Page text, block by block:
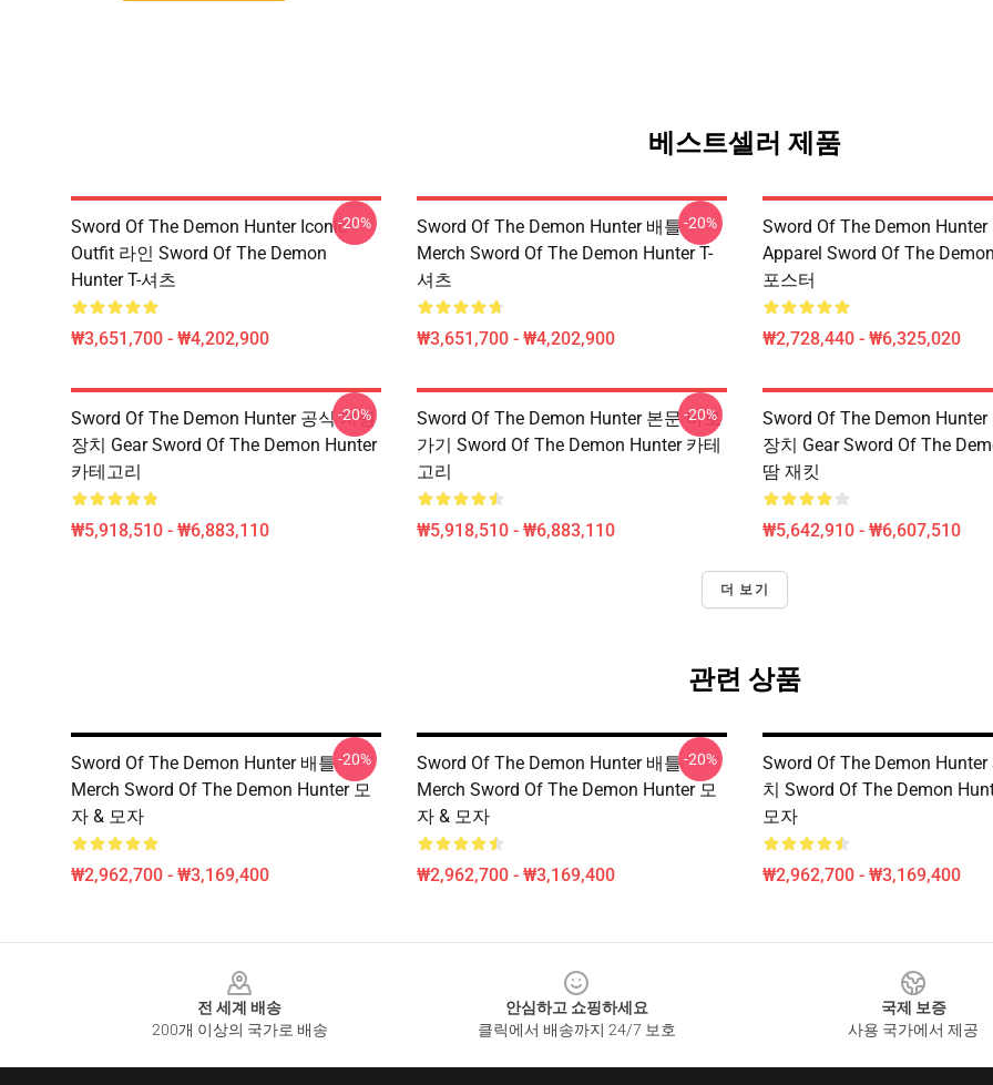
베스트셀러 제품
Sword Of The Demon Hunter Iconic
Outfit 라인 Sword Of The Demon
Hunter T-셔츠
₩3,651,700 - ₩4,202,900
-20%
Sword Of The Demon Hunter 배틀
Merch Sword Of The Demon Hunter T-
셔츠
₩3,651,700 - ₩4,202,900
-20%
Sword Of The Demon Hunter
Apparel Sword Of The
포스터
₩2,728,440 - ₩6,325,020
Sword Of The Demon Hunter 공식 지원
장치 Gear Sword Of The Demon Hunter
카테고리
₩5,918,510 - ₩6,883,110
-20%
Sword Of The Demon Hunter 본문 바로
가기 Sword Of The Demon Hunter 카테
고리
₩5,918,510 - ₩6,883,110
-20%
Sword Of The Demon
장치 Gear Sword Of The
땀 재킷
₩5,642,910 - ₩6,607,510
더 보기
관련 상품
Sword Of The Demon Hunter 배틀
Merch Sword Of The Demon Hunter 모
자 & 모자
₩2,962,700 - ₩3,169,400
-20%
Sword Of The Demon Hunter 배틀
Merch Sword Of The Demon Hunter 모
자 & 모자
₩2,962,700 - ₩3,169,400
-20%
Sword Of The Demon Hunter
치 Sword Of The Demon
모자
₩2,962,700 - ₩3,169,400
전 세계 배송
200개 이상의 국가로 배송
안심하고 쇼핑하세요
클릭에서 배송까지 24/7 보호
국제 보증
사용 국가에서 제공